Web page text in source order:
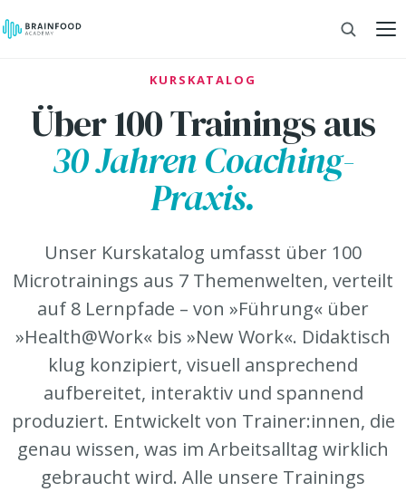
KURSKATALOG
Über 100 Trainings aus
30 Jahren Coaching-
Praxis.
Unser Kurskatalog umfasst über 100
Microtrainings aus 7 Themenwelten, verteilt
auf 8 Lernpfade – von »Führung« über
»Health@Work« bis »New Work«. Didaktisch
klug konzipiert, visuell ansprechend
aufbereitet, interaktiv und spannend
produziert. Entwickelt von Trainer:innen, die
genau wissen, was im Arbeitsalltag wirklich
gebraucht wird. Alle unsere Trainings